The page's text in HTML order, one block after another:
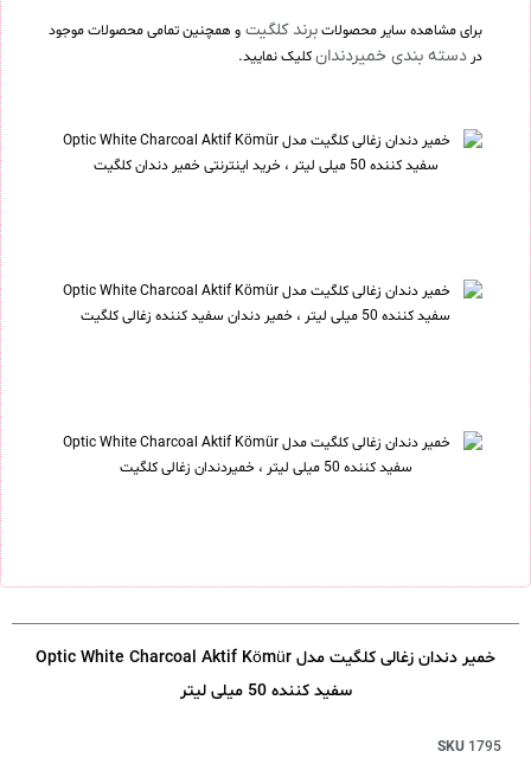
برای مشاهده سایر محصولاتبرند کلگیت و همچنین تمامی محصولات موجود
در دسته بندی خمیردندانکلیک نمایید.
خمیر دندان زغالی کلگیت مدل Optic White Charcoal Aktif Kömür
سفید کننده 50 میلی لیتر
SKU 1795